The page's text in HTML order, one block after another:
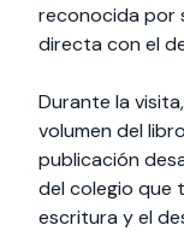
reconocida por
directa con el
Durante la
volumen del
publicación
del colegio que
escritura y el